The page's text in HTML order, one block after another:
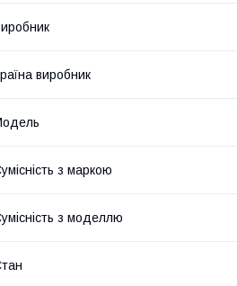
виробник
з маркою
з моделлю